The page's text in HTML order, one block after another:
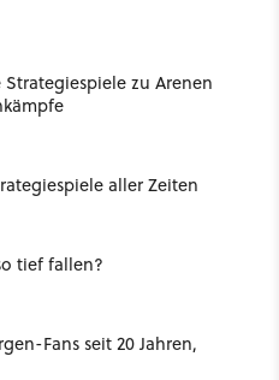
zu Arenen
aller Zeiten
tief fallen?
Fans seit 20 Jahren,